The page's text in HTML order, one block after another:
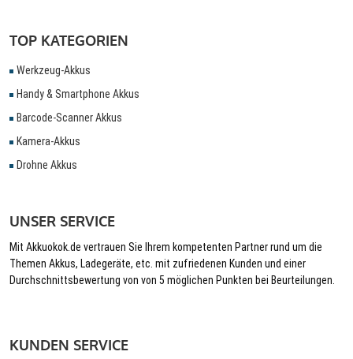
TOP KATEGORIEN
Werkzeug-Akkus
Handy & Smartphone Akkus
Barcode-Scanner Akkus
Kamera-Akkus
Drohne Akkus
UNSER SERVICE
Mit Akkuokok.de vertrauen Sie Ihrem kompetenten Partner rund um die
Themen Akkus, Ladegeräte, etc. mit zufriedenen Kunden und einer
Durchschnittsbewertung von von 5 möglichen Punkten bei Beurteilungen.
KUNDEN SERVICE